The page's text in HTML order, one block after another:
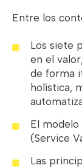
Entre los
Los siete
en el
de forma
holística,
El modelo
(Service
Las